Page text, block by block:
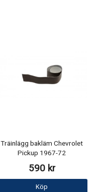
Träinlägg bakläm Chevrolet
Pickup 1967-72
590 kr
Köp